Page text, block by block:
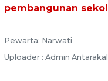
pembangunan
Pewarta: Narwati
Uploader : Admin